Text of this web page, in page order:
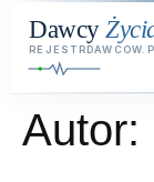
Autor: